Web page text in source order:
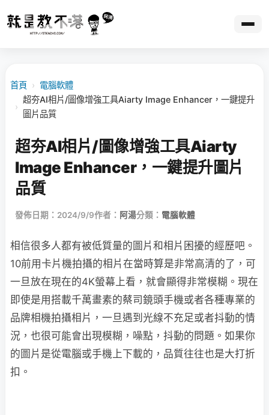
首頁 › 電腦軟體
›
超夯AI相片/圖像增強工具Aiarty Image Enhancer，一鍵提升
圖片品質
超夯AI相片/圖像增強工具Aiarty
Image Enhancer，一鍵提升圖片
品質
發佈日期：2024/9/9作者： 阿湯分類： 電腦軟體
相信很多人都有被低質量的圖片和相片困擾的經歷吧。
10前用卡片機拍攝的相片在當時算是非常高清的了，可
一旦放在現在的4K螢幕上看，就會顯得非常模糊。現在
即使是用搭載千萬畫素的蔡司鏡頭手機或者各種專業的
品牌相機拍攝相片，一旦遇到光線不充足或者抖動的情
況，也很可能會出現模糊，噪點，抖動的問題。如果你
的圖片是從電腦或手機上下載的，品質往往也是大打折
扣。